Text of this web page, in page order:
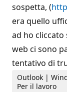
sospetta, (
era quello
ad ho cliccato
web ci sono
tentativo di
Outlook |
Per il lavoro